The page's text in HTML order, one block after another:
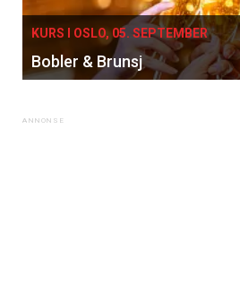
KURS I OSLO, 05. SEPTEMBER
Bobler & Brunsj